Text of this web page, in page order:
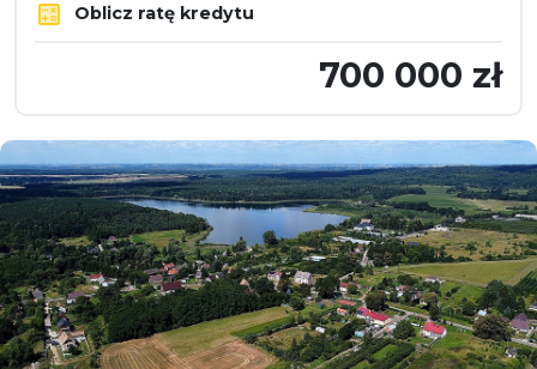
Oblicz ratę kredytu
700 000 zł